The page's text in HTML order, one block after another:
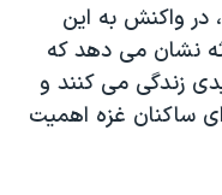
واکنش به اين
نشان می دهد که
زندگی می کنند و
ساکنان غزه اهميت